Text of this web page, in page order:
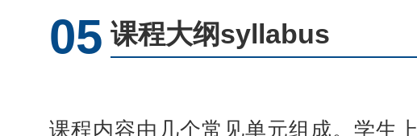
05 课程大纲syllabus
课程内容由几个常见单元组成。学生